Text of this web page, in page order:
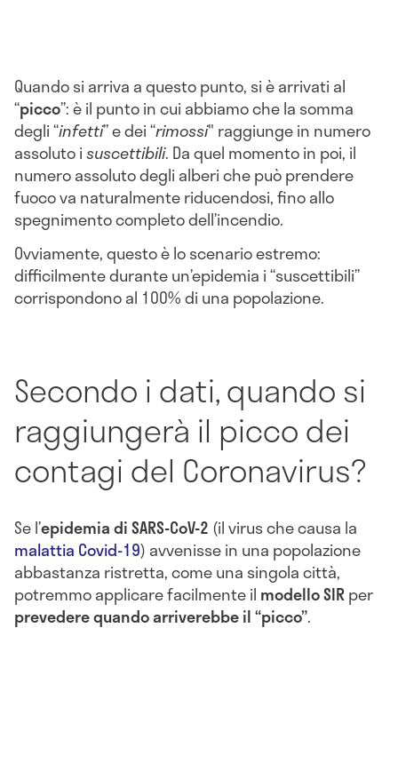
Quando si arriva a questo punto, si è arrivati al
“picco”: è il punto in cui abbiamo che la somma
degli “infetti” e dei “rimossi" raggiunge in numero
assoluto isuscettibili. Da quel momento in poi, il
numero assoluto degli alberi che può prendere
fuoco va naturalmente riducendosi, fino allo
spegnimento completo dell’incendio.
Ovviamente, questo è lo scenario estremo:
difficilmente durante un’epidemia i “suscettibili”
corrispondono al 100% di una popolazione.
Secondo i dati, quando si
raggiungerà il picco dei
contagi del Coronavirus?
Se l’epidemia di SARS-CoV-2 (il virus che causa la
malattia Covid-19) avvenisse in una popolazione
abbastanza ristretta, come una singola città,
potremmo applicare facilmente il modello SIRper
prevedere quando arriverebbe il “picco”.